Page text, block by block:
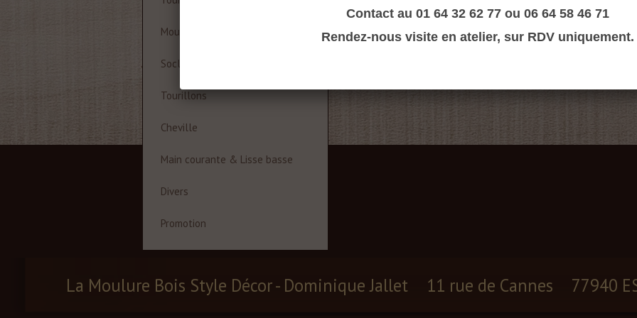
Moulures à cadre
Socles
Tourillons
Cheville
Main courante & Lisse basse
Divers
Promotion
La Moulure Bois Style Décor - Dominique Jallet 11 rue de Cannes 77940
Contact au 01 64 32 62 77 ou 06 64 58 46 71
Rendez-nous visite en atelier, sur RDV uniquement.